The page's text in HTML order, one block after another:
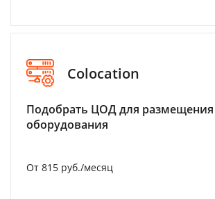
Colocation
Подобрать ЦОД для
оборудования
От 815 руб./месяц